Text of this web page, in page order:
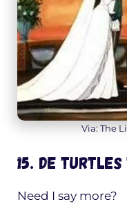
Via: The
15. De
Need I say more?